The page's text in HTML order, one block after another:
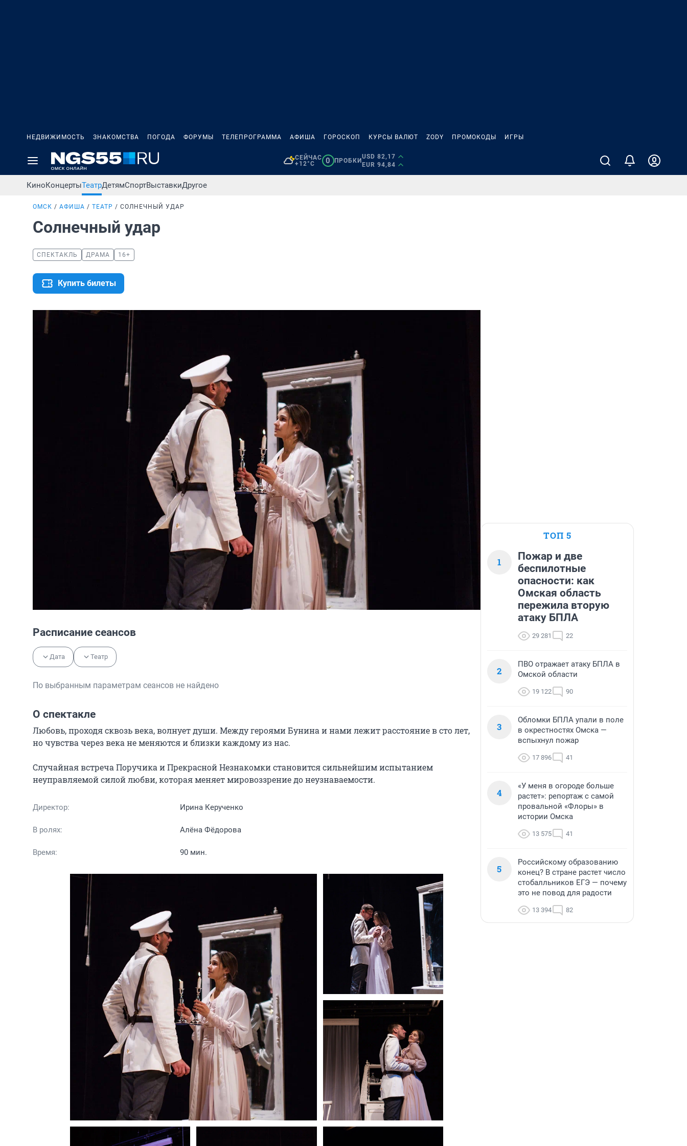
НЕДВИЖИМОСТЬ ЗНАКОМСТВА ПОГОДА ФОРУМЫ ТЕЛЕПРОГРАММА АФИША ГОРОСКОП КУРСЫ ВАЛЮТ ZODY ПРОМОКОДЫ ИГРЫ
СЕЙЧАС
+12°C
0 ПРОБКИ
USD 82,17
EUR 94,84
КиноКонцертыТеатрДетямСпортВыставкиДругое
ОМСК АФИША ТЕАТР СОЛНЕЧНЫЙ УДАР
Солнечный удар
СПЕКТАКЛЬ ДРАМА 16+
Купить билеты
Расписание сеансов
Дата Театр
По выбранным параметрам сеансов не найдено
О спектакле
Любовь, проходя сквозь века, волнует души. Между героями Бунина и нами лежит расстояние в сто лет,
но чувства через века не меняются и близки каждому из нас.
Случайная встреча Поручика и Прекрасной Незнакомки становится сильнейшим испытанием
неуправляемой силой любви, которая меняет мировоззрение до неузнаваемости.
Директор: Ирина Керученко
В ролях: Алёна Фёдорова
Время: 90 мин.
ТОП 5
1
Пожар и две
беспилотные
опасности: как
Омская область
пережила вторую
атаку БПЛА
29 281 22
2
ПВО отражает атаку БПЛА в
Омской области
19 122 90
3
Обломки БПЛА упали в поле
в окрестностях Омска —
вспыхнул пожар
17 896 41
4
«У меня в огороде больше
растет»: репортаж с самой
провальной «Флоры» в
истории Омска
13 575 41
5
Российскому образованию
конец? В стране растет число
стобалльников ЕГЭ — почему
это не повод для радости
13 394 82